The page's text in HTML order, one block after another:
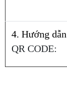
4. Hướng
QR CODE: